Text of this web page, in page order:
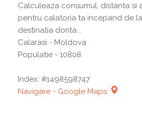
Calculeaza consumul, distanta si
pentru calatoria ta incepand de
destinatia dorita...
Calarasi - Moldova
Populatie - 10808
Index: #1498598747
Navigare - Google Maps: